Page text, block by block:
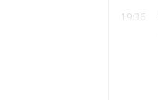
19:36